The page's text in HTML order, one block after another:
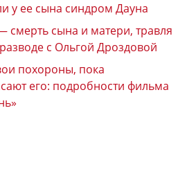
у ее сына синдром Дауна
сына и матери, травля
с Ольгой Дроздовой
похороны, пока
его: подробности фильма